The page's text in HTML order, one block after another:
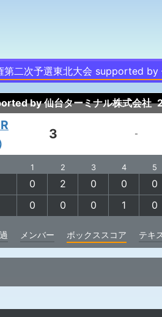
第二次予選東北大会 supported by
by 仙台ターミナル株式会社
3 -
1 2 3 4 5
0 2 0 0 0
0
0 0 1 0
メンバー ボックススコア テキ